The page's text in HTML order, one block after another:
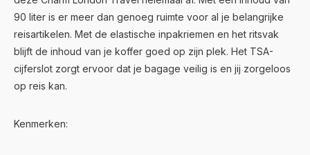
90 liter is er meer dan genoeg ruimte voor al je belangrijke
reisartikelen. Met de elastische inpakriemen en het ritsvak
blijft de inhoud van je koffer goed op zijn plek. Het TSA-
cijferslot zorgt ervoor dat je bagage veilig is en jij zorgeloos
op reis kan.
Kenmerken: